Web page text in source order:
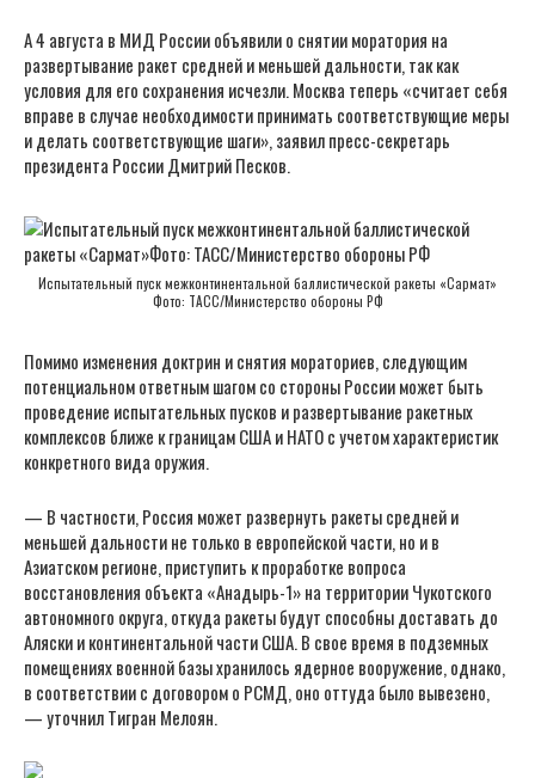
А 4 августа в МИД России объявили о снятии моратория на
развертывание ракет средней и меньшей дальности, так как
условия для его сохранения исчезли. Москва теперь «считает себя
вправе в случае необходимости принимать соответствующие меры
и делать соответствующие шаги», заявил пресс-секретарь
президента России Дмитрий Песков.
Испытательный пуск межконтинентальной баллистической ракеты «Сармат»
Фото: ТАСС/Министерство обороны РФ
Помимо изменения доктрин и снятия мораториев, следующим
потенциальном ответным шагом со стороны России может быть
проведение испытательных пусков и развертывание ракетных
комплексов ближе к границам США и НАТО с учетом характеристик
конкретного вида оружия.
— В частности, Россия может развернуть ракеты средней и
меньшей дальности не только в европейской части, но и в
Азиатском регионе, приступить к проработке вопроса
восстановления объекта «Анадырь-1» на территории Чукотского
автономного округа, откуда ракеты будут способны доставать до
Аляски и континентальной части США. В свое время в подземных
помещениях военной базы хранилось ядерное вооружение, однако,
в соответствии с договором о РСМД, оно оттуда было вывезено,
— уточнил Тигран Мелоян.